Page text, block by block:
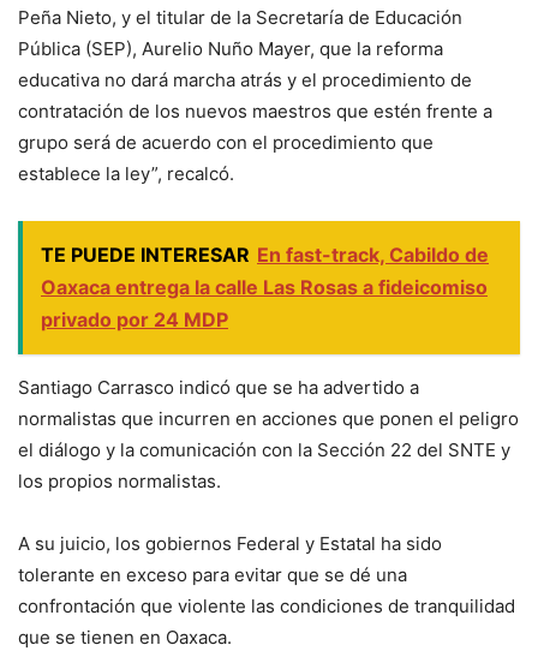
Peña Nieto, y el titular de la Secretaría de Educación
Pública (SEP), Aurelio Nuño Mayer, que la reforma
educativa no dará marcha atrás y el procedimiento de
contratación de los nuevos maestros que estén frente a
grupo será de acuerdo con el procedimiento que
establece la ley”, recalcó.
TE PUEDE INTERESAR En fast-track, Cabildo de
Oaxaca entrega la calle Las Rosas a fideicomiso
privado por 24 MDP
Santiago Carrasco indicó que se ha advertido a
normalistas que incurren en acciones que ponen el peligro
el diálogo y la comunicación con la Sección 22 del SNTE y
los propios normalistas.
A su juicio, los gobiernos Federal y Estatal ha sido
tolerante en exceso para evitar que se dé una
confrontación que violente las condiciones de tranquilidad
que se tienen en Oaxaca.